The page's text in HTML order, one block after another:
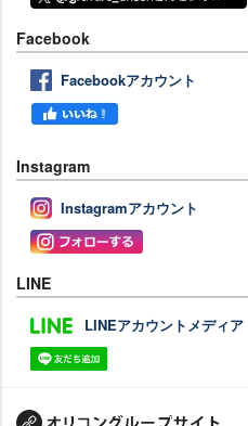
Facebook
Facebookアカウント
Instagram
Instagramアカウント
LINE
LINEアカウントメディア